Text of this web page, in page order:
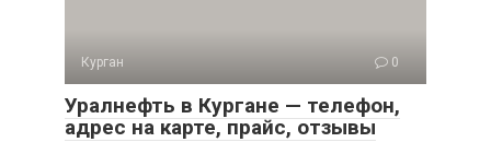
Курган 0
Уралнефть в Кургане — телефон,
адрес на карте, прайс, отзывы